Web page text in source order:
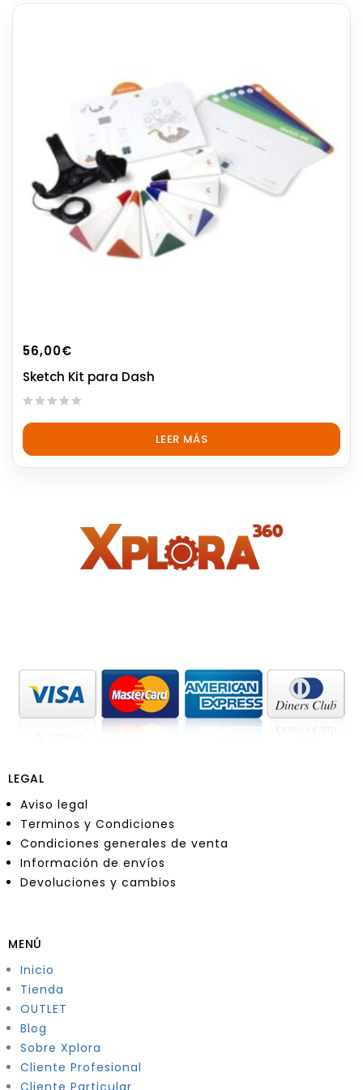
56,00€
Sketch Kit para Dash
out
5
LEER MÁS
LEGAL
Aviso legal
Terminos y Condiciones
Condiciones generales de venta
Información de envíos
Devoluciones y cambios
MENÚ
Inicio
Tienda
OUTLET
Blog
Sobre Xplora
Cliente Profesional